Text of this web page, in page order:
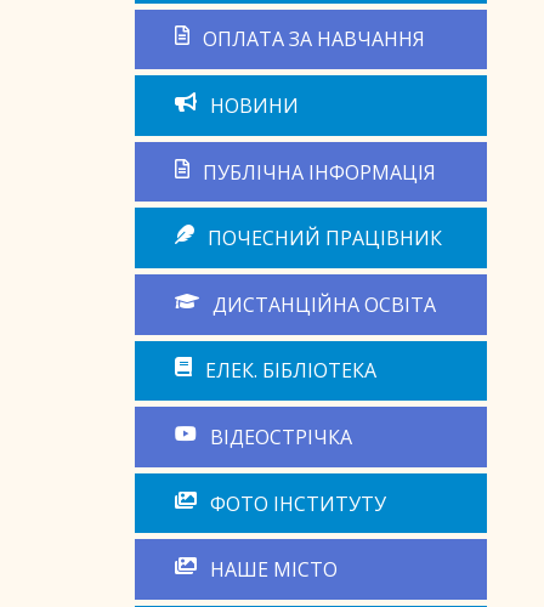
ОПЛАТА ЗА НАВЧАННЯ
НОВИНИ
ПУБЛІЧНА ІНФОРМАЦІЯ
ПОЧЕСНИЙ ПРАЦІВНИК
ДИСТАНЦІЙНА ОСВІТА
ЕЛЕК. БІБЛІОТЕКА
ВІДЕОСТРІЧКА
ФОТО ІНСТИТУТУ
НАШЕ МІСТО